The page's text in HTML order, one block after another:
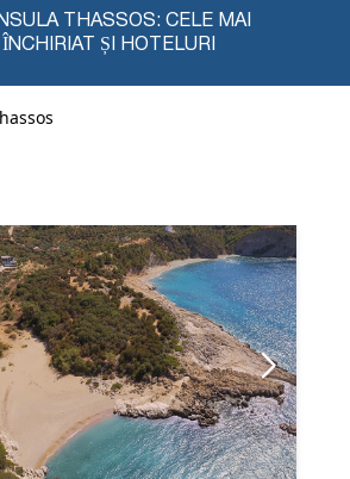
THASSOS: CELE MAI
ȘI HOTELURI